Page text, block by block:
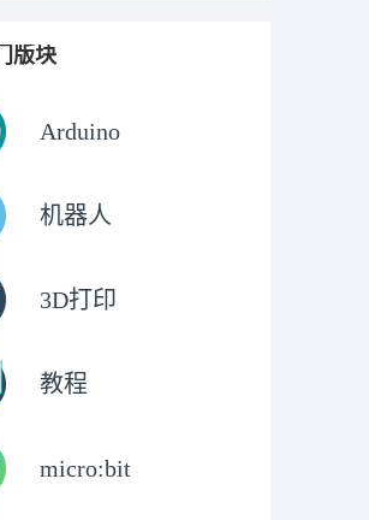
版块
Arduino
机器人
3D打印
教程
micro:bit